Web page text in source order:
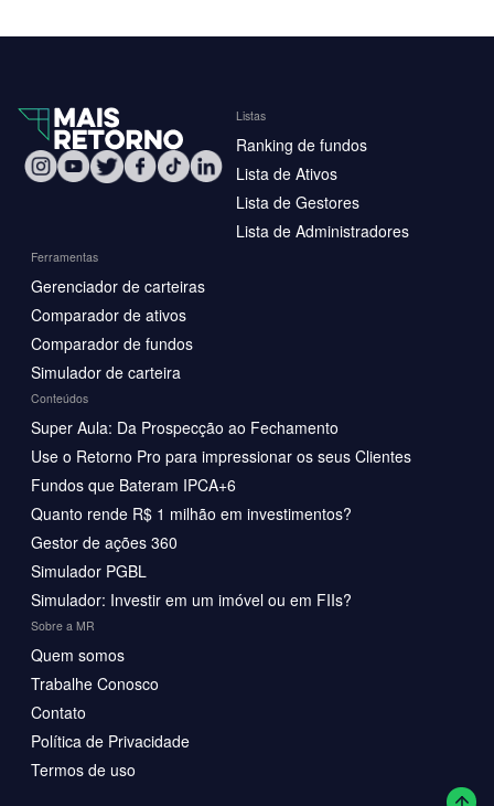
Listas
Ranking de fundos
Lista de Ativos
Lista de Gestores
Lista de Administradores
Ferramentas
Gerenciador de carteiras
Comparador de ativos
Comparador de fundos
Simulador de carteira
Conteúdos
Super Aula: Da Prospecção ao Fechamento
Use o Retorno Pro para impressionar os seus Clientes
Fundos que Bateram IPCA+6
Quanto rende R$ 1 milhão em investimentos?
Gestor de ações 360
Simulador PGBL
Simulador: Investir em um imóvel ou em FIIs?
Sobre a MR
Quem somos
Trabalhe Conosco
Contato
Política de Privacidade
Termos de uso